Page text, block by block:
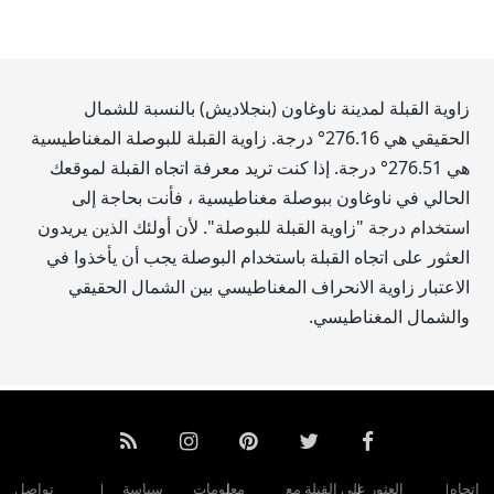
زاوية القبلة لمدينة ناوغاون (بنجلاديش) بالنسبة للشمال
الحقيقي هي276.16° درجة. زاوية القبلة للبوصلة المغناطيسية
هي 276.51° درجة. إذا كنت تريد معرفة اتجاه القبلة لموقعك
الحالي في ناوغاون ببوصلة مغناطيسية ، فأنت بحاجة إلى
استخدام درجة "زاوية القبلة للبوصلة". لأن أولئك الذين يريدون
العثور على اتجاه القبلة باستخدام البوصلة يجب أن يأخذوا في
الاعتبار زاوية الانحراف المغناطيسي بين الشمال الحقيقي
والشمال المغناطيسي.
اتجاه العثور على القبلة مع معلومات سياسة تواصل